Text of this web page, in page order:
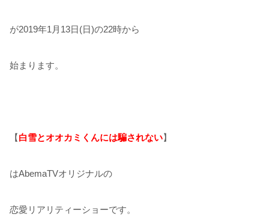
が2019年1月13日(日)の22時から
始まります。
【白雪とオオカミくんには騙されない】
はAbemaTVオリジナルの
恋愛リアリティーショーです。